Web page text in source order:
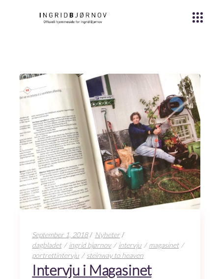
September 1, 2018
Nyheter
dagbladet
ingrid bjørnov intervju
magasinet
portrettintervju
steinway to heaven
Intervju i Magasinet